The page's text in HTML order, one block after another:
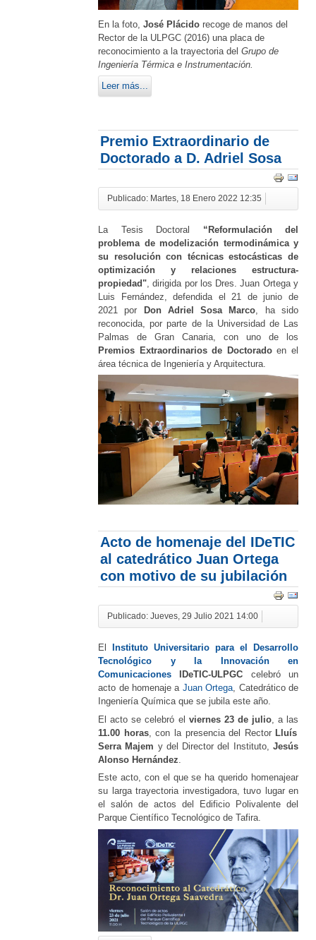
En la foto,José Plácido recoge de manos del
Rector de la ULPGC (2016) una placa de
reconocimiento a la trayectoria delGrupo de
Ingeniería Térmica e Instrumentación.
Leer más...
Premio Extraordinario de
Doctorado a D. Adriel Sosa
Publicado: Martes, 18 Enero 2022 12:35
La Tesis Doctoral “Reformulación del
problema de modelización termodinámica y
su resolución con técnicas estocásticas de
optimización y relaciones estructura-
propiedad" , dirigida por los Dres. Juan Ortega y
Luis Fernández, defendida el 21 de junio de
2021 por
Don Adriel Sosa Marco , ha sido
reconocida, por parte de la Universidad de Las
Palmas de Gran Canaria, con uno de los
Premios Extraordinarios de Doctoradoen el
área técnica de Ingeniería y Arquitectura.
Acto de homenaje del IDeTIC
al catedrático Juan Ortega
con motivo de su jubilación
Publicado: Jueves, 29 Julio 2021 14:00
El
Instituto Universitario para el Desarrollo
Tecnológico y la Innovación en
Comunicaciones IDeTIC-ULPGC celebró un
acto de homenaje a Juan Ortega, Catedrático de
Ingeniería Química que se jubila este año.
El acto se celebró el viernes 23 de julio, a las
11.00 horas, con la presencia del Rector Lluís
Serra Majem y del Director del Instituto, Jesús
Alonso Hernández
Este acto, con el que se ha querido homenajear
su larga trayectoria investigadora, tuvo lugar en
el salón de actos del Edificio Polivalente del
Parque Científico Tecnológico de Tafira.